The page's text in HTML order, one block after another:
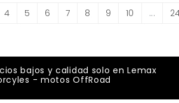
4 5 6 7 8 9 10 ...
bajos y calidad solo en Lemax
- motos OffRoad